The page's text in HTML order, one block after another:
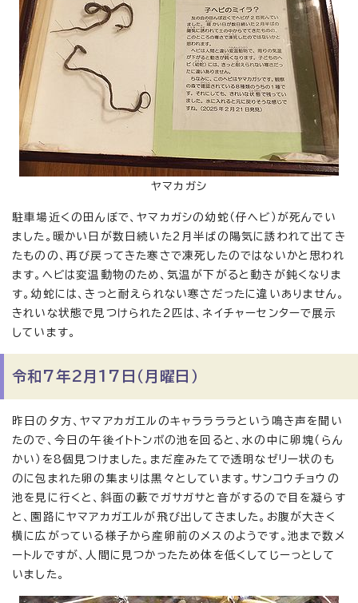
ヤマカガシ
駐車場近くの田んぼで、ヤマカガシの幼蛇（仔ヘビ）が死んでい
ました。暖かい日が数日続いた2月半ばの陽気に誘われて出てき
たものの、再び戻ってきた寒さで凍死したのではないかと思われ
ます。ヘビは変温動物のため、気温が下がると動きが鈍くなりま
す。幼蛇には、きっと耐えられない寒さだったに違いありません。
きれいな状態で見つけられた2匹は、ネイチャーセンターで展示
しています。
令和7年2月17日（月曜日）
昨日の夕方、ヤマアカガエルのキャララララという鳴き声を聞い
たので、今日の午後イトトンボの池を回ると、水の中に卵塊（らん
かい）を8個見つけました。まだ産みたてで透明なゼリー状のも
のに包まれた卵の集まりは黒々としています。サンコウチョウの
池を見に行くと、斜面の藪でガサガサと音がするので目を凝らす
と、園路にヤマアカガエルが飛び出してきました。お腹が大きく
横に広がっている様子から産卵前のメスのようです。池まで数メ
ートルですが、人間に見つかったため体を低くしてじーっとして
いました。